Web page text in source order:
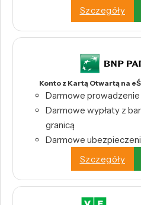
Szczegóły
Konto z Kartą Otwartą na
Darmowe
Darmowe wypłaty z
granicą
Darmowe
Szczegóły